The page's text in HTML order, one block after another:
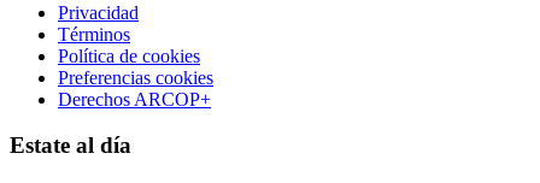
Privacidad
Términos
Política de cookies
Preferencias cookies
Derechos ARCOP+
Estate al día